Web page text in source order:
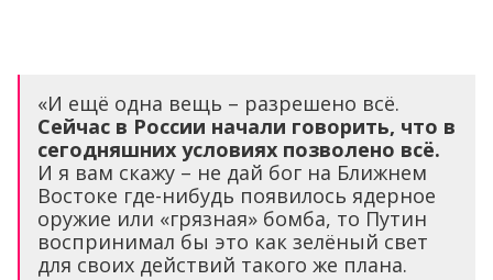
«И ещё одна вещь – разрешено всё.
Сейчас в России начали говорить, что в
сегодняшних условиях позволено всё.
И я вам скажу – не дай бог на Ближнем
Востоке где-нибудь появилось ядерное
оружие или «грязная» бомба, то Путин
воспринимал бы это как зелёный свет
для своих действий такого же плана.